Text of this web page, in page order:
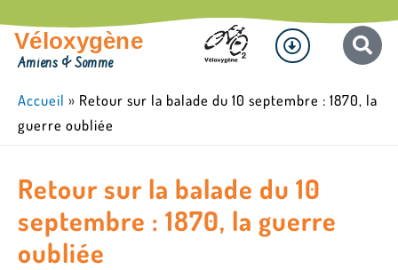
au
contenu
Véloxygène
Amiens & Somme
Menu
Accueil » Retour sur la balade du 10 septembre : 1870, la
guerre oubliée
Retour sur la balade du 10
septembre : 1870, la guerre
oubliée